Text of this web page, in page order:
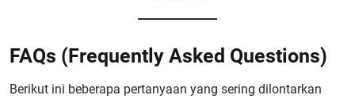
FAQs (Frequently Asked Questions)
Berikut ini beberapa pertanyaan yang sering dilontarkan